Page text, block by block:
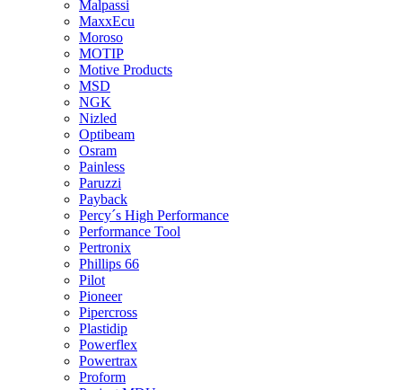
Malpassi
MaxxEcu
Moroso
MOTIP
Motive Products
MSD
NGK
Nizled
Optibeam
Osram
Painless
Paruzzi
Payback
Percy´s High Performance
Performance Tool
Pertronix
Phillips 66
Pilot
Pioneer
Pipercross
Plastidip
Powerflex
Powertrax
Proform